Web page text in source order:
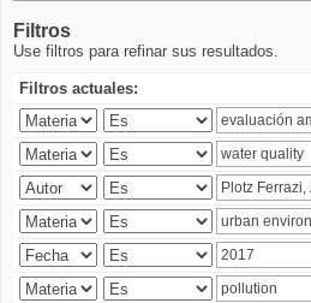
Filtros
Use filtros para refinar sus resultados.
Filtros actuales: